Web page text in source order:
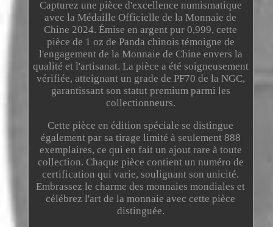
Capturez une pièce d'excellence numismatique
avec la Médaille Officielle de la Monnaie de
Chine 2024. Émise en argent pur 0,999, cette
pièce de 1 oz de Panda chinois témoigne de
l'engagement de la Monnaie de Chine envers la
qualité et l'artisanat. La pièce a été soigneusement
vérifiée, atteignant un grade de PF70 de la NGC,
garantissant son statut premium parmi les
collectionneurs.
Cette pièce en édition spéciale se distingue
également par sa tirage limité à seulement 888
exemplaires, ce qui en fait un ajout rare à toute
collection. Chaque pièce contient un numéro de
certification qui varie, soulignant son unicité.
Embrassez le charme des monnaies mondiales et
célébrez l'art de la monnaie avec cette pièce
distinguée.